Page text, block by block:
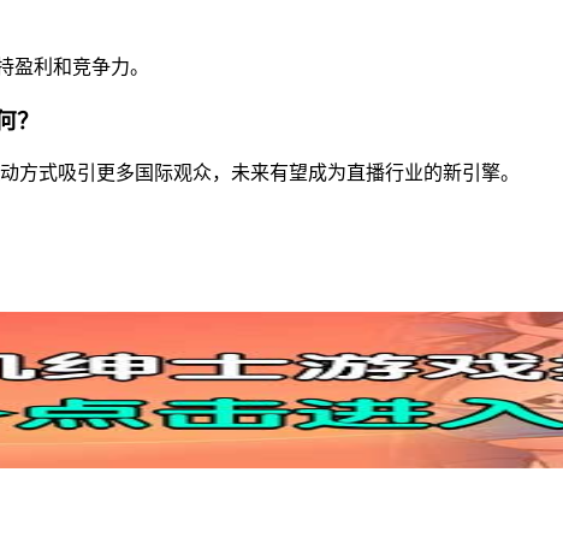
盈利和竞争力。
？
式吸引更多国际观众，未来有望成为直播行业的新引擎。